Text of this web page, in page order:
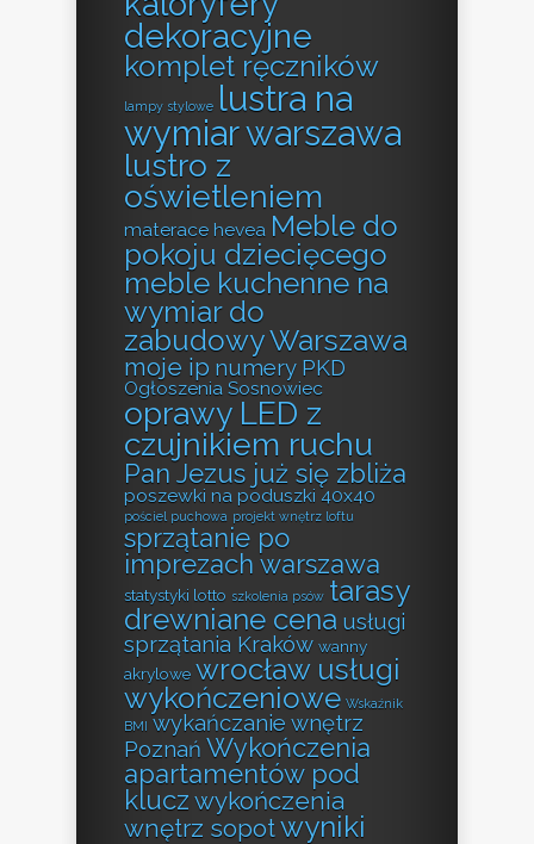
dekoracyjne
komplet ręczników
lampy stylowe lustra na
wymiar warszawa
lustro z
oświetleniem
materace hevea Meble do
pokoju dziecięcego
meble kuchenne na
wymiar do
zabudowy Warszawa
moje ip numery PKD
Ogłoszenia Sosnowiec
oprawy LED z
czujnikiem ruchu
Pan Jezus już się zbliża
poszewki na poduszki 40x40
pościel puchowa projekt wnętrz loftu
sprzątanie po
imprezach warszawa
statystyki lotto szkolenia psów tarasy
drewniane cena usługi
sprzątania Kraków wanny
akrylowe wrocław usługi
wykończeniowe Wskaźnik
BMI wykańczanie wnętrz
Poznań Wykończenia
apartamentów pod
klucz wykończenia
wnętrz sopotwyniki